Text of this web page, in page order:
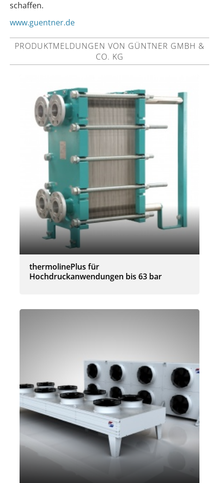
schaffen.
www.guentner.de
PRODUKTMELDUNGEN VON GÜNTNER GMBH &
CO. KG
thermolinePlus für
Hochdruckanwendungen bis 63 bar